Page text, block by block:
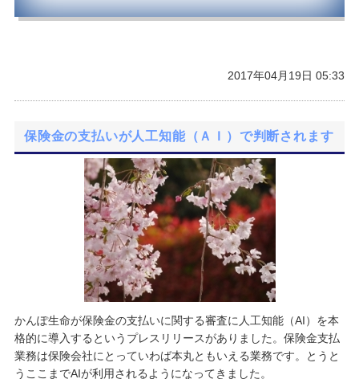
2017年04月19日 05:33
保険金の支払いが人工知能（ＡＩ）で判断されます
かんぽ生命が保険金の支払いに関する審査に人工知能（AI）を本
格的に導入するというプレスリリースがありました。保険金支払
業務は保険会社にとっていわば本丸ともいえる業務です。とうと
うここまでAIが利用されるようになってきました。